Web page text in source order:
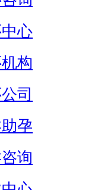
心
构
司
孕
询